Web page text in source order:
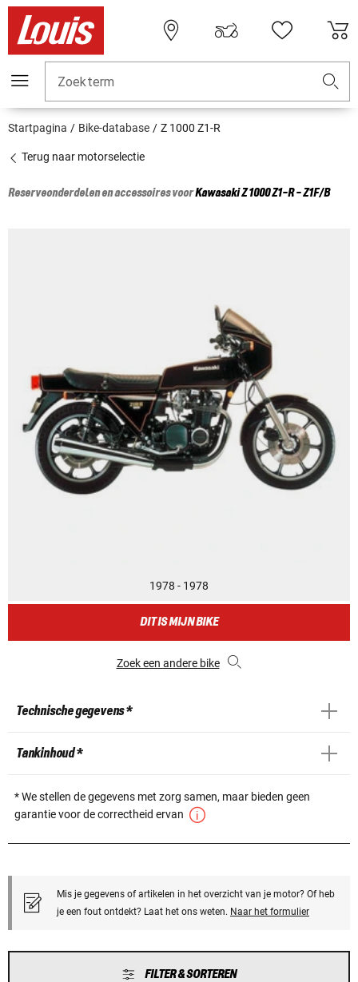
Zoekterm
Startpagina Bike-database Z 1000 Z1-R
Terug naar motorselectie
Reserveonderdelen en accessoires voorKawasakiZ 1000 Z1-R - Z1F/B
1978 - 1978
DIT IS MIJN BIKE
Zoek een andere bike
Technische gegevens *
Tankinhoud *
* We stellen de gegevens met zorg samen, maar bieden geen
garantie voor de correctheid ervan
Mis je gegevens of artikelen in het overzicht van je motor? Of heb
je een fout ontdekt? Laat het ons weten. Naar het formulier
FILTER & SORTEREN